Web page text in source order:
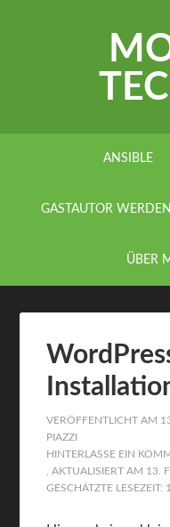
ANSIBLE
GASTAUTOR WERDEN
ÜBER
VERÖFFENTLICHT AM
PIAZZI
HINTERLASSE EIN
, AKTUALISIERT AM 13.
GESCHÄTZTE LESEZEIT: